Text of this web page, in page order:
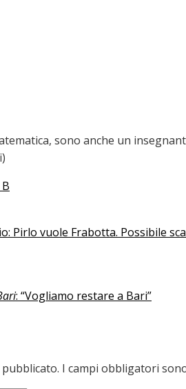
sono anche un
Pirlo vuole Frabotta. Possibile
: “Vogliamo restare a Bari”
I campi obbligatori